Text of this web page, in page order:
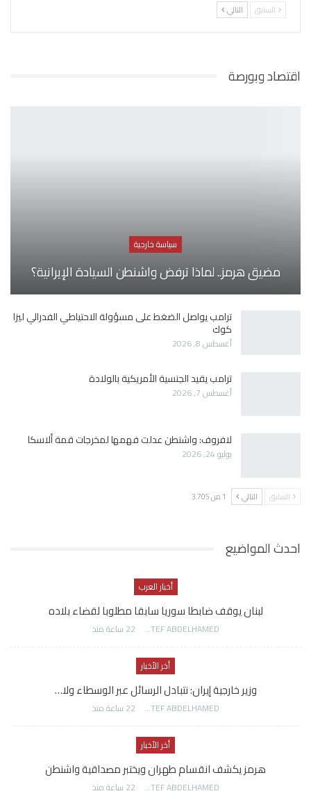
السابق التالي
اقتصاد وبورصة
سياسة خارجية
مضيق هرمز.. لماذا ترفض واشنطن السيادة الإيرانية؟
ترامب يواصل الضغط على مسؤولة الاحتياطي الفدرالي ليزا
كوك
أغسطس 8, 2026
ترامب يقيد الجنسية الأمريكية بالولادة
أغسطس 7, 2026
لافروف: واشنطن عدلت فهمها لمخرجات قمة ألاسكا
يوليو 24, 2026
السابق التالي 1 من 3٬705
احدث المواضيع
أخبار العرب
لبنان يوقف ضابطا سوريا سابقا مطلوبا لقضاء بلاده
AWATEF ABDELHAMED 22 ساعة منذ
أخر الأخبار
وزير خارجية إيران: نتبادل الرسائل عبر الوسطاء ولا…
AWATEF ABDELHAMED 22 ساعة منذ
أخر الأخبار
هرمز يكشف انقسام طهران ويختبر مصداقية واشنطن
AWATEF ABDELHAMED 22 ساعة منذ